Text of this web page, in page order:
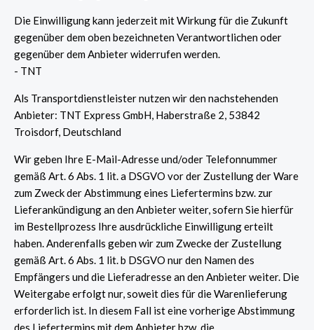
Die Einwilligung kann jederzeit mit Wirkung für die Zukunft
gegenüber dem oben bezeichneten Verantwortlichen oder
gegenüber dem Anbieter widerrufen werden.
- TNT
Als Transportdienstleister nutzen wir den nachstehenden
Anbieter: TNT Express GmbH, Haberstraße 2, 53842
Troisdorf, Deutschland
Wir geben Ihre E-Mail-Adresse und/oder Telefonnummer
gemäß Art. 6 Abs. 1 lit. a DSGVO vor der Zustellung der Ware
zum Zweck der Abstimmung eines Liefertermins bzw. zur
Lieferankündigung an den Anbieter weiter, sofern Sie hierfür
im Bestellprozess Ihre ausdrückliche Einwilligung erteilt
haben. Anderenfalls geben wir zum Zwecke der Zustellung
gemäß Art. 6 Abs. 1 lit. b DSGVO nur den Namen des
Empfängers und die Lieferadresse an den Anbieter weiter. Die
Weitergabe erfolgt nur, soweit dies für die Warenlieferung
erforderlich ist. In diesem Fall ist eine vorherige Abstimmung
des Liefertermins mit dem Anbieter bzw. die